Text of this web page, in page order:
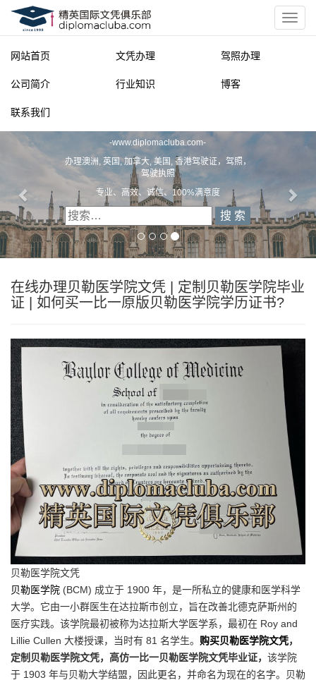
网站首页 文凭办理 驾照办理
公司简介 行业知识 博客
联系我们
-www.diplomacluba.com-
办理澳洲, 英国, 加拿大, 美国, 香港驾驶证，驾照，
驾驶执照
专业、高效、诚信、100%满意度
在线办理贝勒医学院文凭 | 定制贝勒医学院毕业
证 | 如何买一比一原版贝勒医学院学历证书?
贝勒医学院文凭
贝勒医学院 (BCM) 成立于 1900 年，是一所私立的健康和医学科学
大学。它由一小群医生在达拉斯市创立，旨在改善北德克萨斯州的
医疗实践。该学院最初被称为达拉斯大学医学系，最初在 Roy and
Lillie Cullen 大楼授课，当时有 81 名学生。 购买贝勒医学院文凭，
定制贝勒医学院文凭，高仿一比一贝勒医学院文凭毕业证， 该学院
于 1903 年与贝勒大学结盟，因此更名，并命名为现在的名字。贝勒